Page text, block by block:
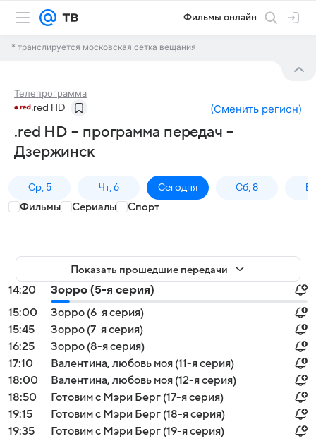
Фильмы онлайн
* транслируется московская сетка вещания
Телепрограмма
.red HD (Сменить регион)
.red HD – программа передач –
Дзержинск
Ср, 5 Чт, 6 Сегодня Сб, 8
Фильмы Сериалы Спорт
Показать прошедшие передачи
14:20
Зорро (5-я серия)
15:00
Зорро (6-я серия)
15:45
Зорро (7-я серия)
16:25
Зорро (8-я серия)
17:10
Валентина, любовь моя (11-я серия)
18:00
Валентина, любовь моя (12-я серия)
18:50
Готовим с Мэри Берг (17-я серия)
19:15
Готовим с Мэри Берг (18-я серия)
19:35
Готовим с Мэри Берг (19-я серия)